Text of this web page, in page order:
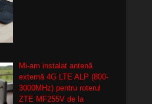
Mi-am instalat antenă
externă 4G LTE ALP (800-
3000MHz) pentru roterul
ZTE MF255V de la